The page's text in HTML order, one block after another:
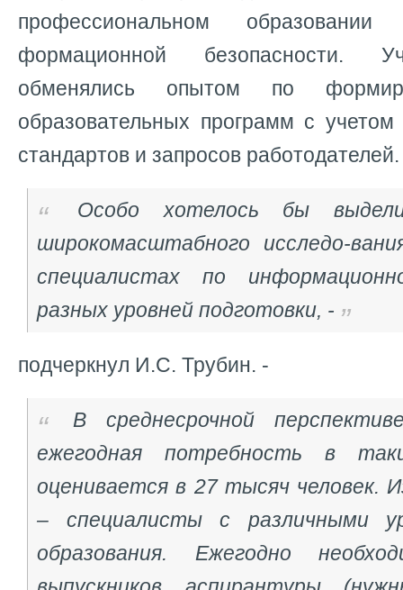
профессиональном
формационной безопасности.
обменялись опытом по
образовательных программ с
стандартов и запросов работодателей.
Особо хотелось бы
широкомасштабного исследо-
специалистах по
разных уровней подготовки, -
подчеркнул И.С. Трубин. -
В среднесрочной
ежегодная потребность в
оценивается в 27 тысяч человек.
– специалисты с различными
образования. Ежегодно